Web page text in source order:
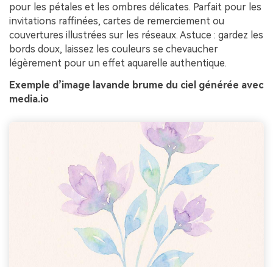
pour les pétales et les ombres délicates. Parfait pour les
invitations raffinées, cartes de remerciement ou
couvertures illustrées sur les réseaux. Astuce : gardez les
bords doux, laissez les couleurs se chevaucher
légèrement pour un effet aquarelle authentique.
Exemple d’image lavande brume du ciel générée avec
media.io